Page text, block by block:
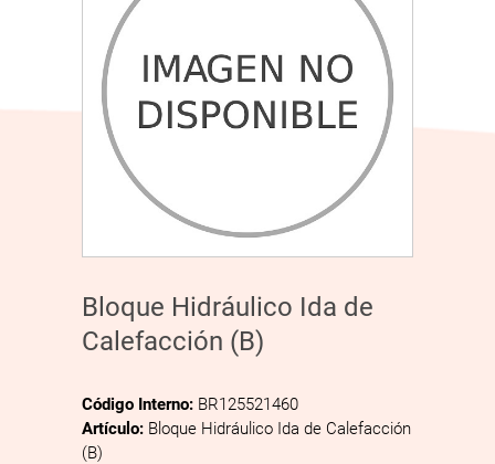
Bloque Hidráulico Ida de
Calefacción (B)
Código Interno: BR125521460
Artículo: Bloque Hidráulico Ida de Calefacción
(B)